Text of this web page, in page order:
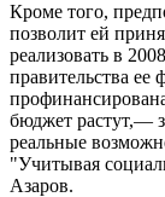
Кроме того,
позволит ей
реализовать в
правительства
бюджет растут,—
реальные
"Учитывая
Азаров.